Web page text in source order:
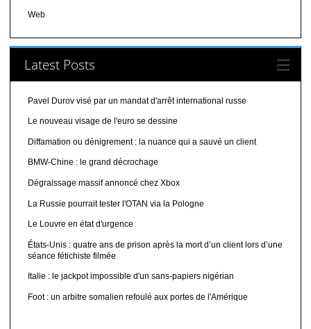
Web
Latest Posts
Pavel Durov visé par un mandat d'arrêt international russe
Le nouveau visage de l'euro se dessine
Diffamation ou dénigrement : la nuance qui a sauvé un client
BMW-Chine : le grand décrochage
Dégraissage massif annoncé chez Xbox
La Russie pourrait tester l'OTAN via la Pologne
Le Louvre en état d'urgence
États-Unis : quatre ans de prison après la mort d’un client lors d’une
séance fétichiste filmée
Italie : le jackpot impossible d'un sans-papiers nigérian
Foot : un arbitre somalien refoulé aux portes de l'Amérique